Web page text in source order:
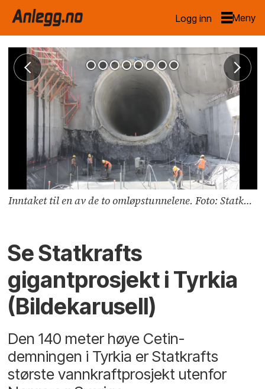
Logg inn
Inntaket til en av de to omløpstunnelene. Foto: Statkraft
Se Statkrafts
gigantprosjekt i Tyrkia
(Bildekarusell)
Den 140 meter høye Cetin-
demningen i Tyrkia er Statkrafts
største vannkraftprosjekt utenfor